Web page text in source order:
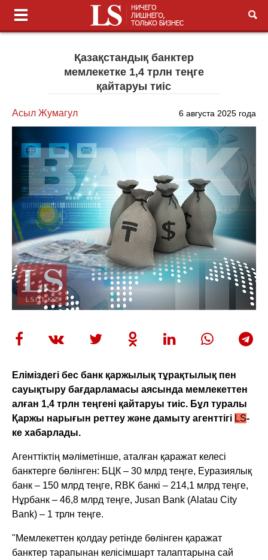
Қазақстандық банктер
мемлекетке 1,4 трлн теңге
қайтаруы тиіс
Асыл Жумагул 6 августа 2025 года
Еліміздегі бес банк қаржылық тұрақтылық пен
сауықтыру бағдарламасы аясында мемлекеттен
алған 1,4 трлн теңгені қайтаруы тиіс. Бұл туралы
Қаржы нарығын реттеу және дамыту агенттігі LS-
ке хабарлады.
Агенттіктің мәліметінше, аталған қаражат келесі
банктерге бөлінген: БЦК – 30 млрд теңге, Еуразиялық
банк – 150 млрд теңге, RBK банкі – 214,1 млрд теңге,
Нұрбанк – 46,8 млрд теңге, Jusan Bank (Alatau City
Bank) – 1 трлн теңге.
"Мемлекеттен қолдау ретінде бөлінген қаражат
банктер тарапынан келісімшарт талаптарына сай